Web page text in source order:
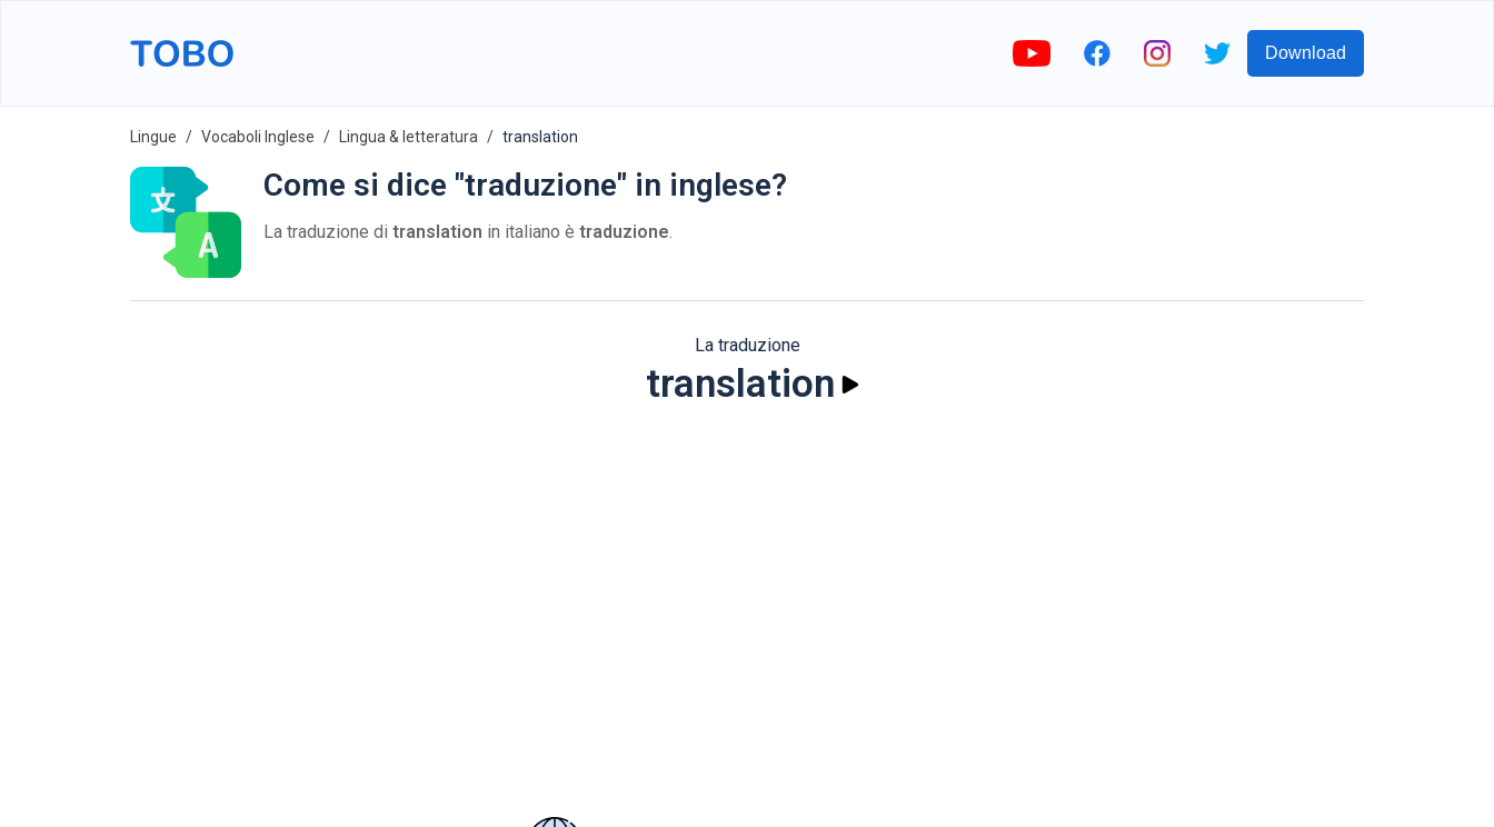
Download
Lingue Vocaboli Inglese Lingua & letteratura translation
Come si dice "traduzione" in inglese?
La traduzione di translation in italiano è traduzione.
La traduzione
translation